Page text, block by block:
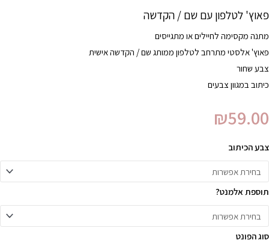
פאוץ' לטלפון עם שם / הקדשה
מתנה מקסימה לחיילים או מתגייסים
פאוץ' אלסטי מתרחב לטלפון ממותג שם / הקדשה אישית
צבע שחור
כיתוב במגוון צבעים
₪59.00
צבע הכיתוב
תוספת אלמנט?
סוג הפונט